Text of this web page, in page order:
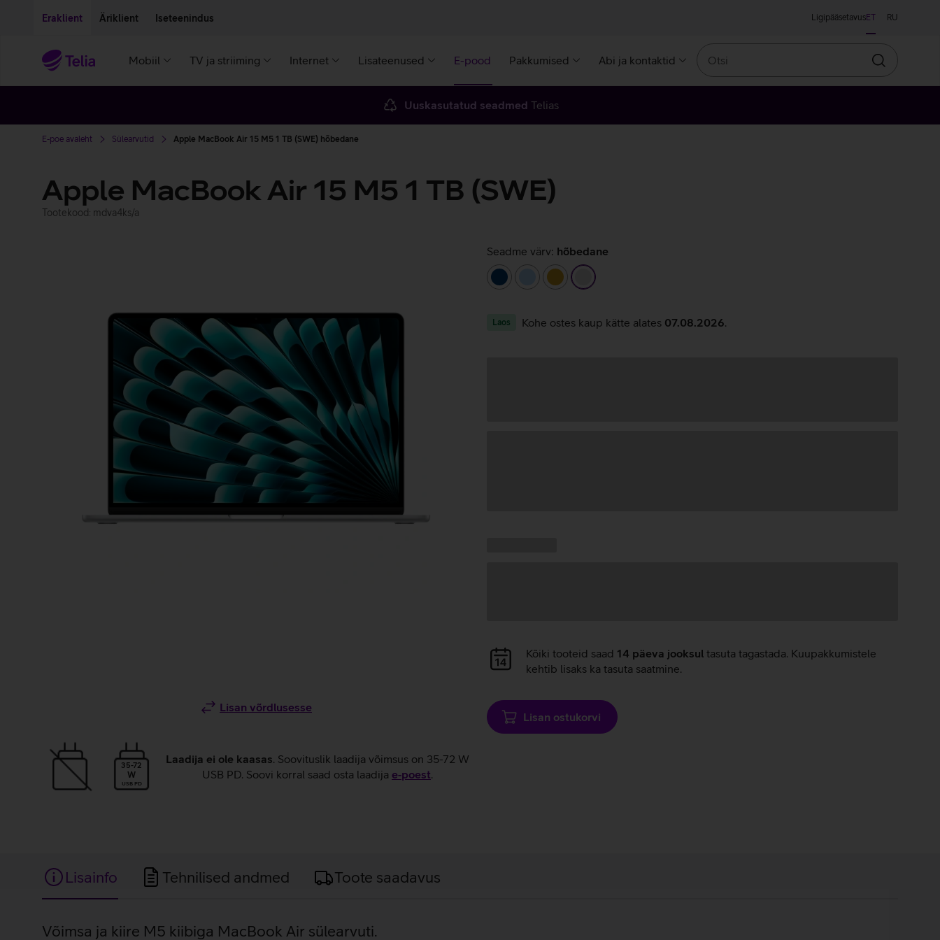
Eraklient Äriklient Iseteenindus LigipääsetavusET RU
Mobiil TV ja striiming Internet Lisateenused E-pood Pakkumised Abi ja kontaktid
Otsin
Uuskasutatud seadmed Telias
E-poe avaleht Sülearvutid Apple MacBook Air 15 M5 1 TB (SWE) hõbedane
Apple MacBook Air 15 M5 1 TB (SWE)
Tootekood: mdva4ks/a
Lisan võrdlusesse
35-72
W
USB PD
Laadija ei ole kaasas. Soovituslik laadija võimsus on 35-72 W
USB PD. Soovi korral saad osta laadija e‑poest.
Seadme värv: hõbedane
tumesininehelesininekuldne hõbedane
Laos Kohe ostes kaup kätte alates 07.08.2026
Andmete
laadimine
Kõiki tooteid saad 14 päeva jooksul tasuta tagastada. Kuupakkumistele
kehtib lisaks ka tasuta saatmine.
Lisan ostukorvi
Lisainfo Tehnilised andmed Toote saadavus
Võimsa ja kiire M5 kiibiga MacBook Air sülearvuti.